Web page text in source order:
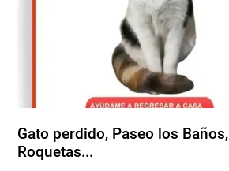
Gato perdido, Paseo los Baños,
Roquetas...